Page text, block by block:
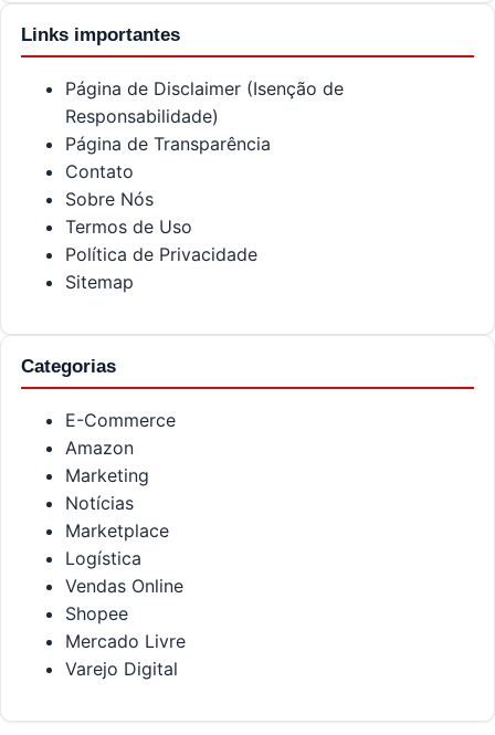
Links importantes
Página de Disclaimer (Isenção de
Responsabilidade)
Página de Transparência
Contato
Sobre Nós
Termos de Uso
Política de Privacidade
Sitemap
Categorias
E-Commerce
Amazon
Marketing
Notícias
Marketplace
Logística
Vendas Online
Shopee
Mercado Livre
Varejo Digital